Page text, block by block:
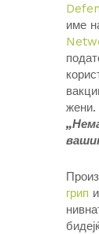
име
жени.
грип и